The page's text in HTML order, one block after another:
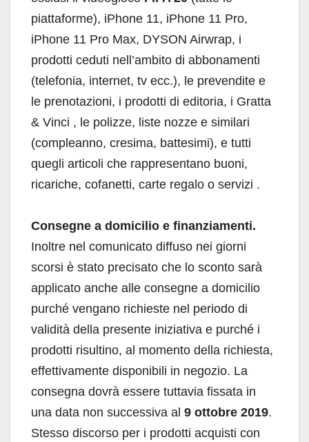
piattaforme), iPhone 11, iPhone 11 Pro,
iPhone 11 Pro Max, DYSON Airwrap, i
prodotti ceduti nell’ambito di abbonamenti
(telefonia, internet, tv ecc.), le prevendite e
le prenotazioni, i prodotti di editoria, i Gratta
& Vinci , le polizze, liste nozze e similari
(compleanno, cresima, battesimi), e tutti
quegli articoli che rappresentano buoni,
ricariche, cofanetti, carte regalo o servizi .
Consegne a domicilio e finanziamenti.
Inoltre nel comunicato diffuso nei giorni
scorsi è stato precisato che lo sconto sarà
applicato anche alle consegne a domicilio
purché vengano richieste nel periodo di
validità della presente iniziativa e purché i
prodotti risultino, al momento della richiesta,
effettivamente disponibili in negozio. La
consegna dovrà essere tuttavia fissata in
una data non successiva al 9 ottobre 2019.
Stesso discorso per i prodotti acquisti con